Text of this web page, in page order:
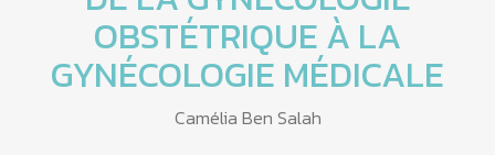
OBSTÉTRIQUE À LA
GYNÉCOLOGIE MÉDICALE
Camélia Ben Salah